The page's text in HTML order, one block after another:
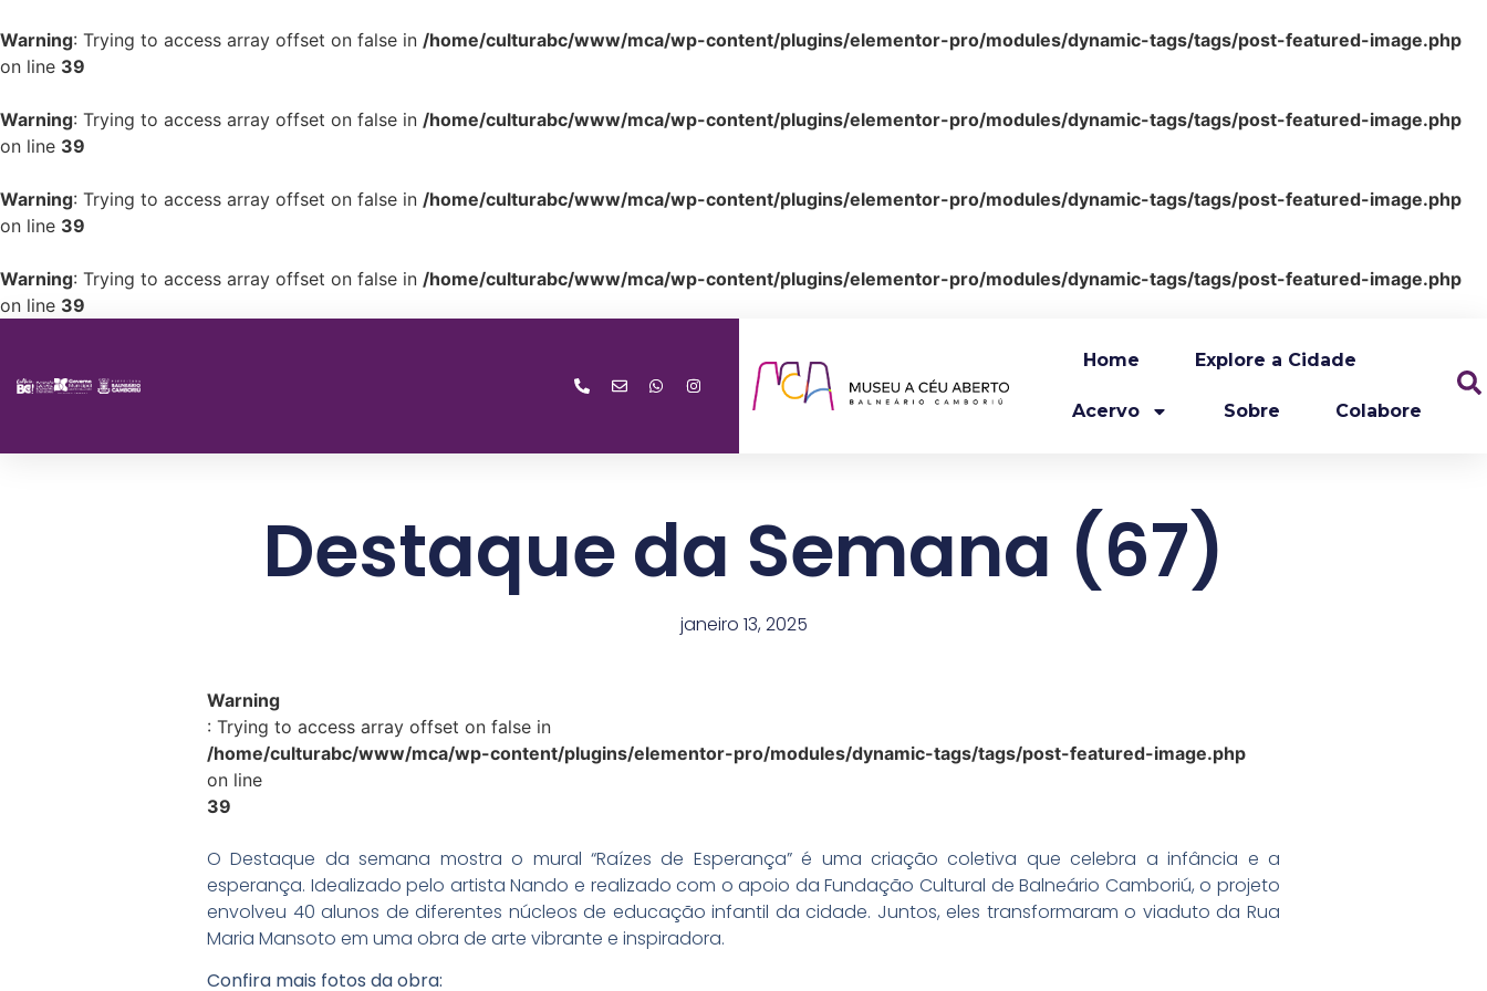
Warning: Trying to access array offset on false in /home/culturabc/www/mca/wp-content/plugins/elementor-pro/modules/dynamic-tags/tags/post-featured-image.php
on line 39
Warning: Trying to access array offset on false in /home/culturabc/www/mca/wp-content/plugins/elementor-pro/modules/dynamic-tags/tags/post-featured-image.php
on line 39
Warning: Trying to access array offset on false in /home/culturabc/www/mca/wp-content/plugins/elementor-pro/modules/dynamic-tags/tags/post-featured-image.php
on line 39
Warning: Trying to access array offset on false in /home/culturabc/www/mca/wp-content/plugins/elementor-pro/modules/dynamic-tags/tags/post-featured-image.php
on line 39
Home Explore a Cidade
Acervo Sobre Colabore
Destaque da Semana (67)
janeiro 13, 2025
Warning
: Trying to access array offset on false in
/home/culturabc/www/mca/wp-content/plugins/elementor-pro/modules/dynamic-tags/tags/post-featured-image.php
on line
39
O Destaque da semana mostra o mural “Raízes de Esperança” é uma criação coletiva que celebra a infância e a
esperança. Idealizado pelo artista Nando e realizado com o apoio da Fundação Cultural de Balneário Camboriú, o projeto
envolveu 40 alunos de diferentes núcleos de educação infantil da cidade. Juntos, eles transformaram o viaduto da Rua
Maria Mansoto em uma obra de arte vibrante e inspiradora.
Confira mais fotos da obra: